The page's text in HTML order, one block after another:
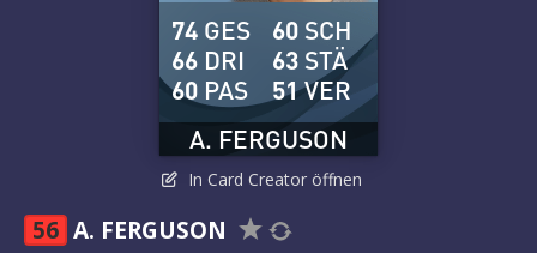
A. FERGUSON
74 GES
66 DRI
60 PAS
60 SCH
63 STÄ
51VER
In Card Creator öffnen
56 A. FERGUSON